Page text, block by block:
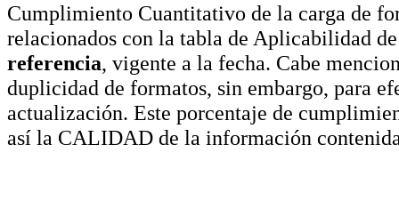
Cumplimiento Cuantitativo de la carga de
relacionados con la tabla de Aplicabilidad
referencia, vigente a la fecha. Cabe
duplicidad de formatos, sin embargo, para
actualización. Este porcentaje de
así la CALIDAD de la información